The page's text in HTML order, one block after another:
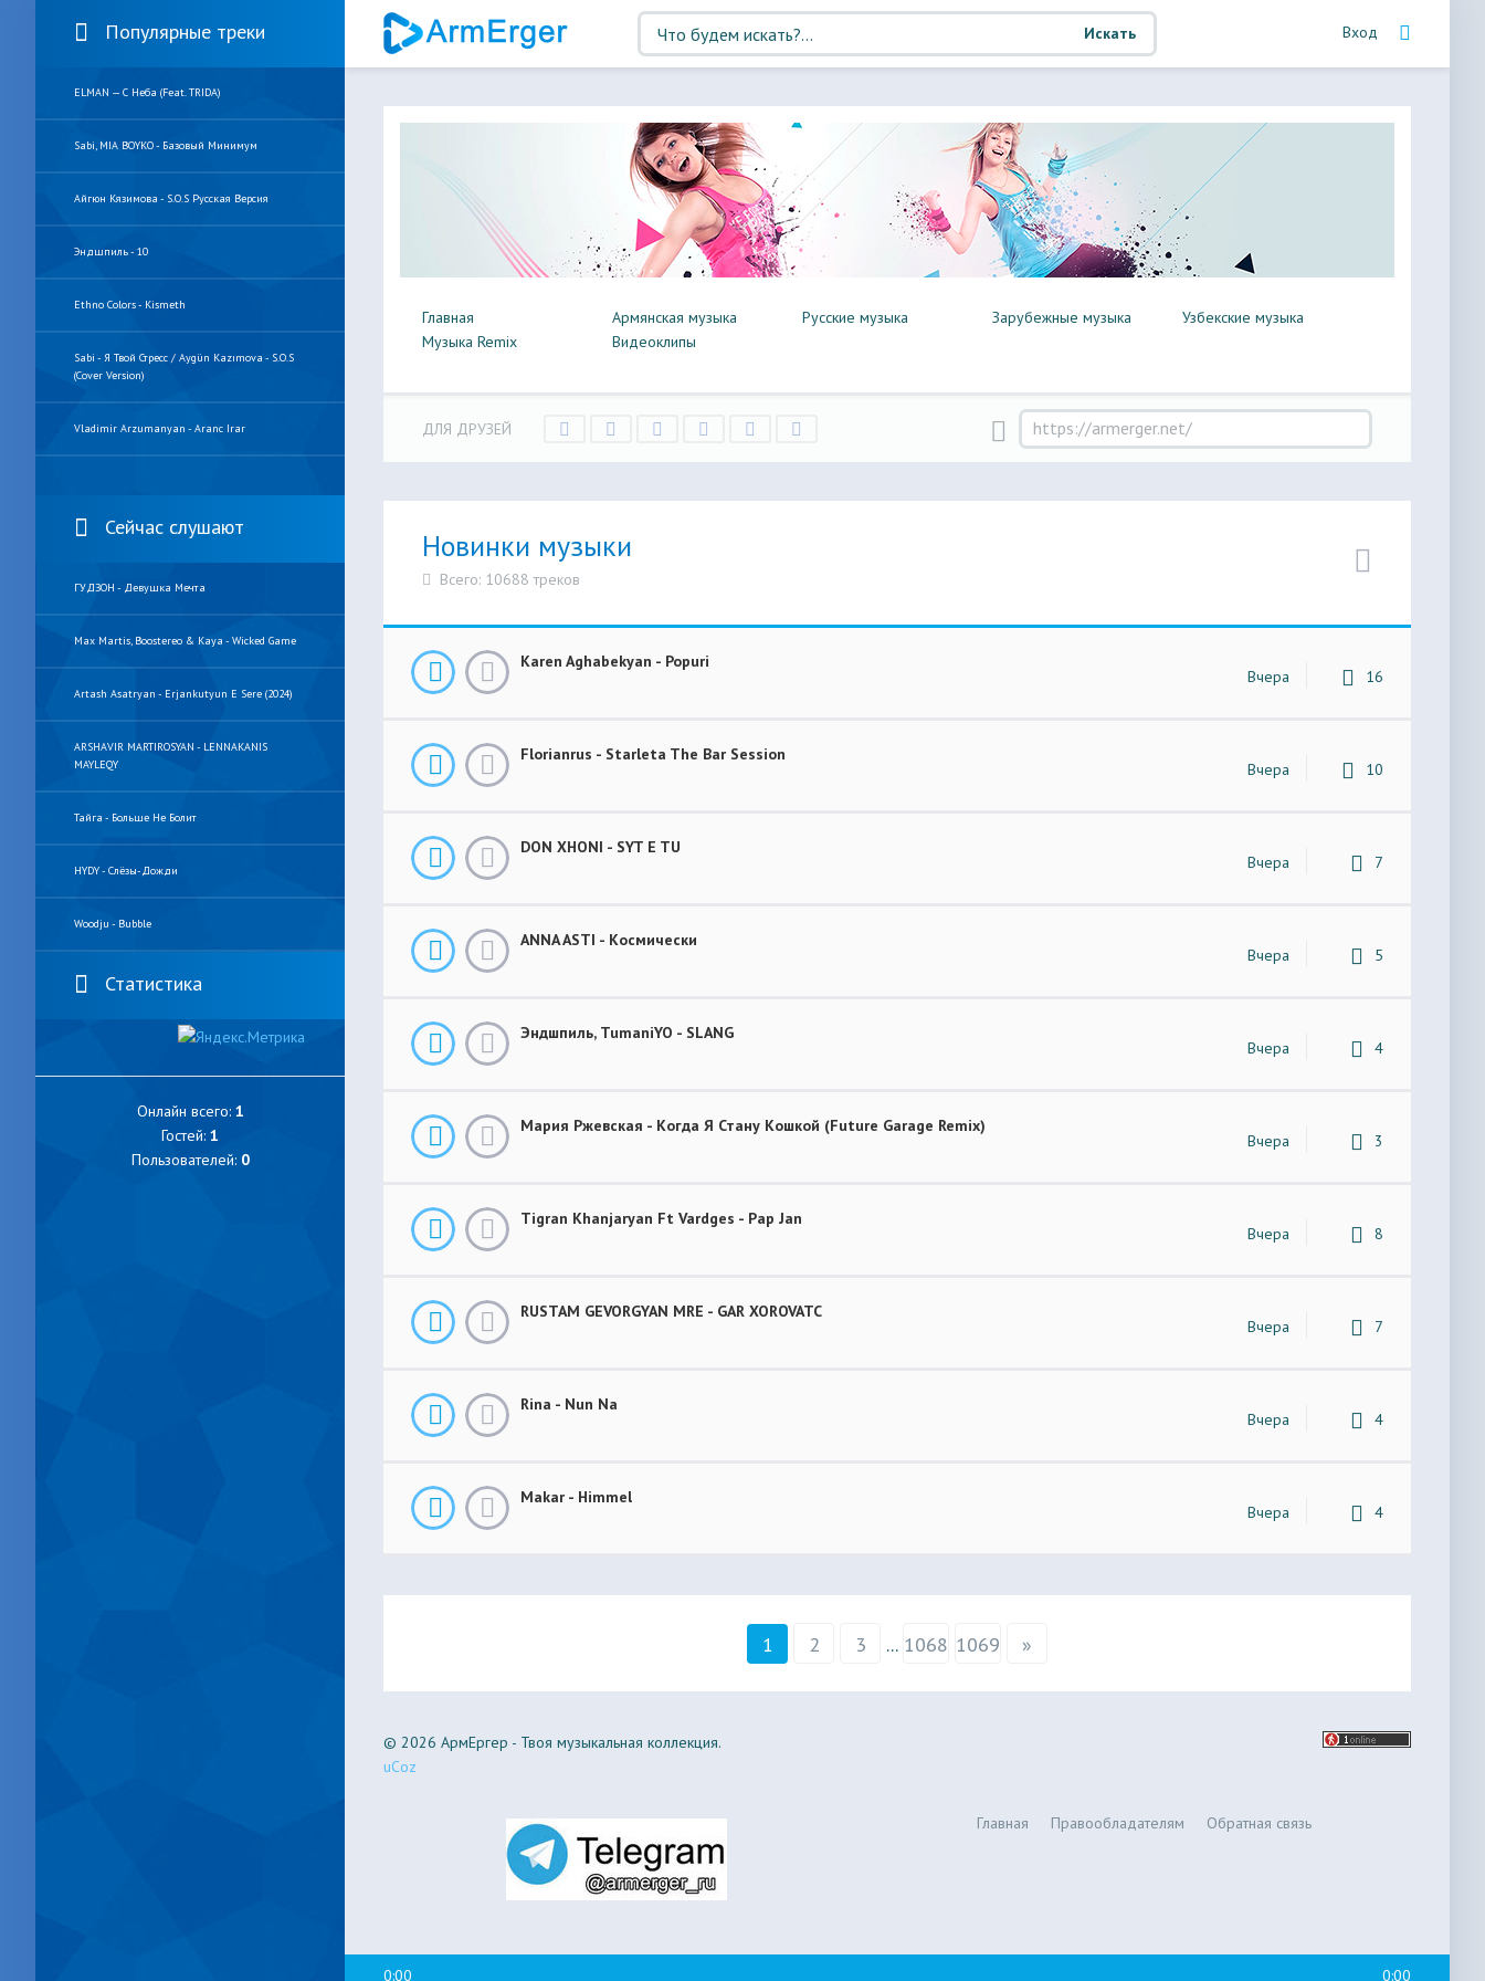
Популярные треки
ELMAN — С Неба (feat. TRIDA)
Sabi, MIA BOYKO - Базовый Минимум
Айгюн Кязимова - S.O.S Русская Версия
Эндшпиль - 10
Ethno Colors - Kismeth
Sabi - Я Твой Стресс / Aygün Kazımova - S.O.S
(Cover Version)
Vladimir Arzumanyan - Aranc Irar
Сейчас слушают
ГУДЗОН - Девушка Мечта
Max Martis, Boostereo & Kaya - Wicked Game
Artash Asatryan - Erjankutyun E Sere (2024)
ARSHAVIR MARTIROSYAN - LENNAKANIS
MAYLEQY
Тайга - Больше Не Болит
HYDY - Слёзы-Дожди
Woodju - Bubble
Статистика
Онлайн всего: 1
Гостей: 1
Пользователей: 0
Искать Вход
Главная Армянская музыка Русские музыка Зарубежные музыка
Узбекские музыка
Музыка Remix
Видеоклипы
ДЛЯ ДРУЗЕЙ
Новинки музыки
Всего: 10688 треков
Karen Aghabekyan - Popuri
Вчера 16
Florianrus - Starleta The Bar Session
Вчера 10
DON XHONI - SYT E TU
Вчера 7
ANNA ASTI - Космически
Вчера 5
Эндшпиль, TumaniYO - SLANG
Вчера 4
Мария Ржевская - Когда Я Стану Кошкой (Future Garage Remix)
Вчера 3
Tigran Khanjaryan Ft Vardges - Pap Jan
Вчера 8
RUSTAM GEVORGYAN MRE - GAR XOROVATC
Вчера 7
Rina - Nun Na
Вчера 4
Makar - Himmel
Вчера 4
1 2 3 ... 1068 1069 »
© 2026 АрмЕргер - Твоя музыкальная коллекция.
uCoz
Главная Правообладателям Обратная связь
0:00 0:00